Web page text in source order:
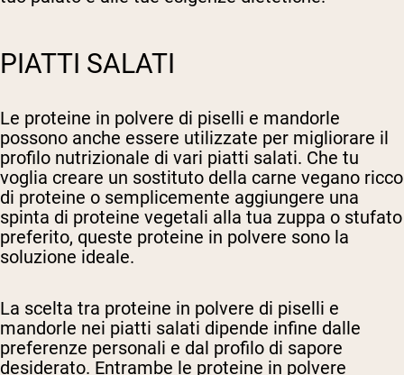
PIATTI SALATI
Le proteine in polvere di piselli e mandorle
possono anche essere utilizzate per migliorare il
profilo nutrizionale di vari piatti salati. Che tu
voglia creare un sostituto della carne vegano ricco
di proteine o semplicemente aggiungere una
spinta di proteine vegetali alla tua zuppa o stufato
preferito, queste proteine in polvere sono la
soluzione ideale.
La scelta tra proteine in polvere di piselli e
mandorle nei piatti salati dipende infine dalle
preferenze personali e dal profilo di sapore
desiderato. Entrambe le proteine in polvere